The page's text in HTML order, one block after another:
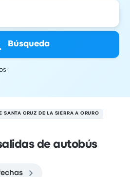
Búsqueda
SANTA CRUZ DE LA SIERRA A ORURO
de autobús